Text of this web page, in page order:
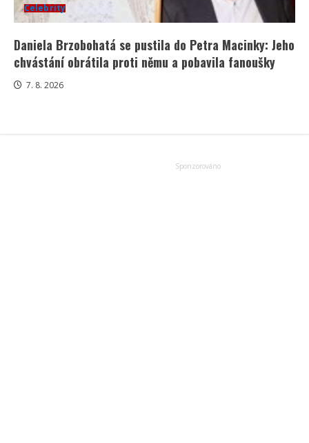
Celebrity
Daniela Brzobohatá se pustila do Petra Macinky: Jeho
chvástání obrátila proti němu a pobavila fanoušky
7. 8. 2026